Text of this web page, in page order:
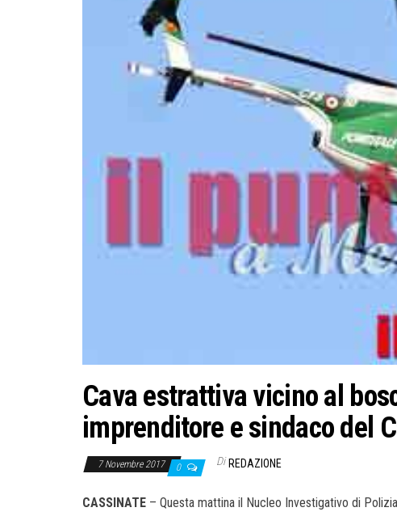
Cava estrattiva vicino al
imprenditore e sindaco del
7 Novembre 2017 0 Di REDAZIONE
CASSINATE – Questa mattina il Nucleo Investigativo di